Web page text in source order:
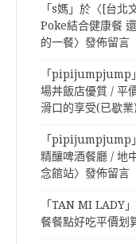
「s媽 」於〈 [台北
Poke結合健康餐
的一餐〉發佈留言
「pipijumpjump
場丼飯店優質 / 平
滑口的享受(已歇業)
「pipijumpjump
精釀啤酒餐廳 / 地
念館站〉發佈留言
「TAN MI LADY
餐餐點好吃平價划